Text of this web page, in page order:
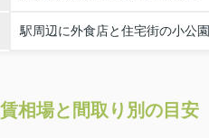
駅周辺に外食店と住宅街の小公園
相場と間取り別の目安